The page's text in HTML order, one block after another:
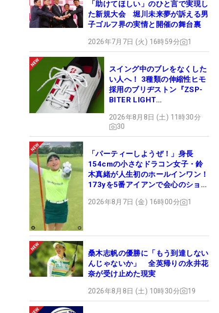
「助けてほしい」のひと言で実現し
た新規大会 堀川未来夢が訴える男
子ゴルフ界の実情と開催の舞台裏
2026年7月7日 (火) 16時59分 1
スイング中のブレをなくした
い人へ！ 3種類の伸縮性ヒモ
採用のブリヂストン『ZSP-
BITER LIGHT
ュー
2026年8月8日 (土) 11時30分
30
「パーティーしようぜ！」身長
154cmの小さなドラコン女子・鈴
木真緒が人生初のホールインワン！
173yを5番アイアンで会心のショッ
2026年8月7日 (金) 16時00分 1
桑木志帆の優勝に「もう到達しない
んじゃないか」 全英帰りの永井花
奈が受け止めた現実
2026年8月8日 (土) 10時30分 19